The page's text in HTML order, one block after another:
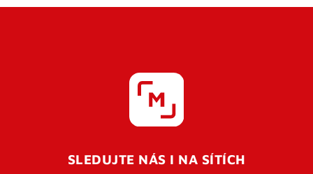
SLEDUJTE NÁS I NA SÍTÍCH